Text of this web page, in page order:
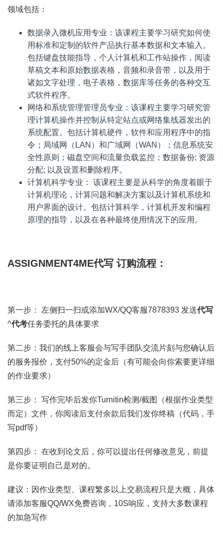
领域包括：
数据录入微机应用专业：该课程主要学习研究如何使
用标准和定制的软件产品执行基本数据和文本输入。
包括键盘技能指导，个人计算机和工作站操作，阅读
草稿文本和原始数据表格，音频和录音带，以及用于
诸如文字处理，电子表格，数据库等任务的各种交互
式软件程序。
网络和系统管理管理员专业：该课程主要学习研究管
理计算机操作并控制从特定站点或网络集线器发出的
系统配置。包括计算机硬件，软件和应用程序中的指
令；局域网（LAN）和广域网（WAN）；信息系统安
全性原则；磁盘空间和流量负载监控；数据备份; 资源
分配; 以及设置和删除程序。
计算机科学专业： 该课程主要是从科学的角度着眼于
计算机理论，计算问题和解决方案以及计算机系统和
用户界面的设计。包括计算科学，计算机开发和编程
原理的指导，以及在各种最终使用情况下的应用。
ASSIGNMENT4ME代写 订购流程：
第一步： 左侧扫一扫或添加WX/QQ客服7878393 发送代写
^代考任务委托的具体要求
第二步：我们的线上客服会与写手团队交流片刻与您确认后
的服务报价，支付50%的定金后（有可能会向你索要更详细
的作业要求）
第三步： 写作完毕后发你Turnitin检测/截图（根据作业类型
而定）文件，你阅读后支付余款后我们发你终稿（代码，手
写pdf等）
第四步： 在收到论文后，你可以提出任何修改意见，前提
是你要证明自己是对的。
建议：因作业类型、课程繁多以上交易流程只是大概，具体
请添加客服QQ/WX免费咨询，10S响应，支持大多数课程
的加急写作